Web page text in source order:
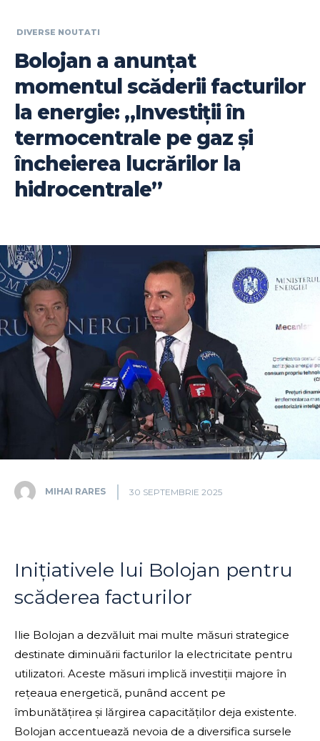
DIVERSE NOUTATI
Bolojan a anunțat
momentul scăderii facturilor
la energie: „Investiții în
termocentrale pe gaz și
încheierea lucrărilor la
hidrocentrale”
MIHAI RARES 30 SEPTEMBRIE 2025
Inițiativele lui Bolojan pentru
scăderea facturilor
Ilie Bolojan a dezvăluit mai multe măsuri strategice
destinate diminuării facturilor la electricitate pentru
utilizatori. Aceste măsuri implică investiții majore în
rețeaua energetică, punând accent pe
îmbunătățirea și lărgirea capacităților deja existente.
Bolojan accentuează nevoia de a diversifica sursele